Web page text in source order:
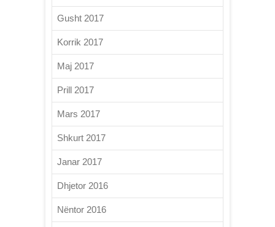
Gusht 2017
Korrik 2017
Maj 2017
Prill 2017
Mars 2017
Shkurt 2017
Janar 2017
Dhjetor 2016
Nëntor 2016